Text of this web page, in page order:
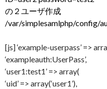
の２ユーザ作成
/var/simplesamlphp/config/
[js] ‘example-userpass’ =>
‘exampleauth:UserPass’,
‘user1:test1’ => array(
‘uid’ => array(‘user1’),